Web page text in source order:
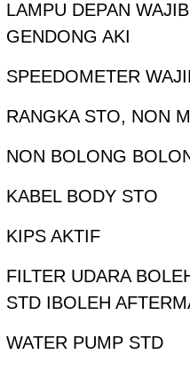
LAMPU DEPAN
GENDONG AKI
SPEEDOMETER
RANGKA STO, NON
NON BOLONG
KABEL BODY STO
KIPS AKTIF
FILTER UDARA
STD IBOLEH
WATER PUMP STD